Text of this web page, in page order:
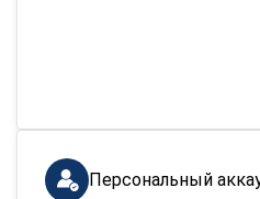
Персональный